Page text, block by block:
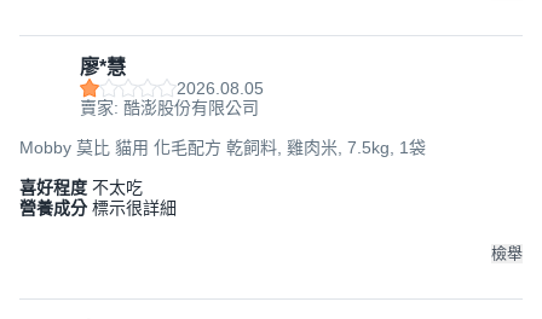
廖*慧
2026.08.05
賣家: 酷澎股份有限公司
Mobby 莫比 貓用 化毛配方 乾飼料, 雞肉米, 7.5kg, 1袋
喜好程度 不太吃
營養成分 標示很詳細
檢舉